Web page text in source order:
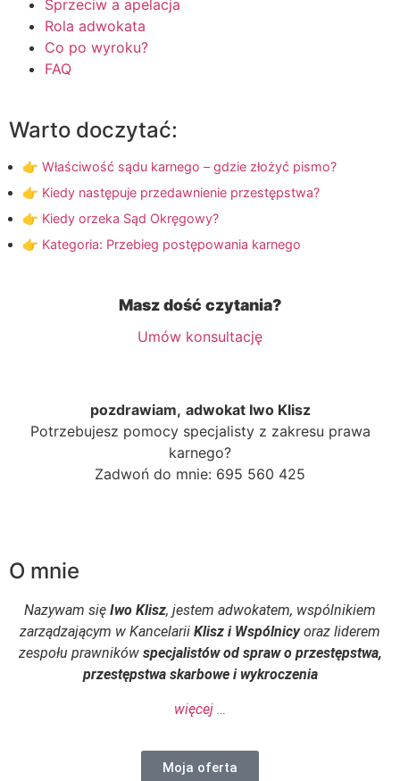
O mnie
Nazywam się Iwo Klisz, jestem adwokatem, wspólnikiem
zarządzającym w Kancelarii Klisz i Wspólnicyoraz liderem
zespołu prawników specjalistów od spraw o przestępstwa,
przestępstwa skarbowe i wykroczenia
więcej …
Moja oferta
Sprzeciw a apelacja
Rola adwokata
Co po wyroku?
FAQ
Warto doczytać:
👉 Właściwość sądu karnego – gdzie złożyć pismo?
👉 Kiedy następuje przedawnienie przestępstwa?
👉 Kiedy orzeka Sąd Okręgowy?
👉 Kategoria: Przebieg postępowania karnego
Masz dość czytania?
Umów konsultację
pozdrawiam, adwokat Iwo Klisz
Potrzebujesz pomocy specjalisty z zakresu prawa
karnego?
Zadwoń do mnie: 695 560 425